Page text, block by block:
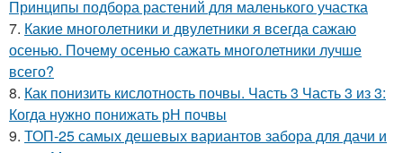
Принципы подбора растений для маленького участка
7. Какие многолетники и двулетники я всегда сажаю
осенью. Почему осенью сажать многолетники лучше
всего?
8. Как понизить кислотность почвы. Часть 3 Часть 3 из 3:
Когда нужно понижать рН почвы
9. ТОП-25 самых дешевых вариантов забора для дачи и